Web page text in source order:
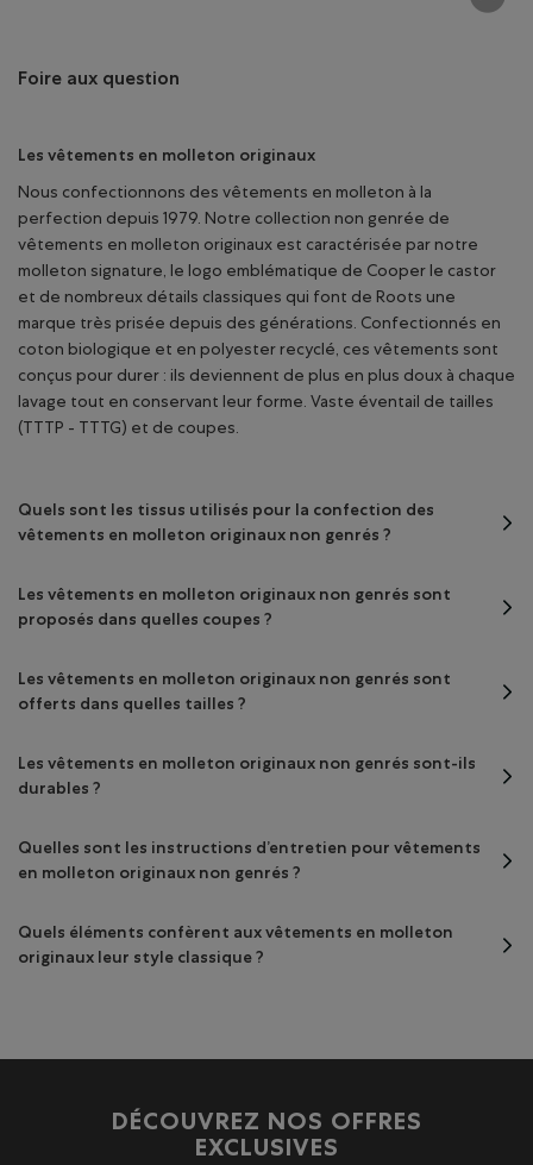
Foire aux question
Les vêtements en molleton originaux
Nous confectionnons des vêtements en molleton à la
perfection depuis 1979. Notre collection non genrée de
vêtements en molleton originaux est caractérisée par notre
molleton signature, le logo emblématique de Cooper le castor
et de nombreux détails classiques qui font de Roots une
marque très prisée depuis des générations. Confectionnés en
coton biologique et en polyester recyclé, ces vêtements sont
conçus pour durer : ils deviennent de plus en plus doux à chaque
lavage tout en conservant leur forme. Vaste éventail de tailles
(TTTP - TTTG) et de coupes.
Quels sont les tissus utilisés pour la confection des
vêtements en molleton originaux non genrés ?
Les vêtements en molleton originaux non genrés sont
proposés dans quelles coupes ?
Les vêtements en molleton originaux non genrés sont
offerts dans quelles tailles ?
Les vêtements en molleton originaux non genrés sont-ils
durables ?
Quelles sont les instructions d’entretien pour vêtements
en molleton originaux non genrés ?
Quels éléments confèrent aux vêtements en molleton
originaux leur style classique ?
DÉCOUVREZ NOS OFFRES
EXCLUSIVES